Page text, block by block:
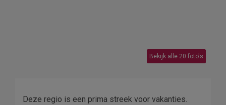
Bekijk alle 20 foto's
Deze regio is een prima streek voor vakanties.